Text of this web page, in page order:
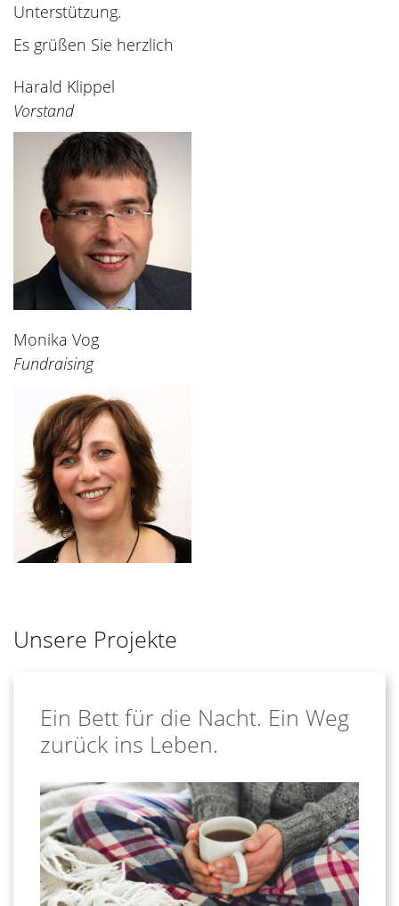
Unterstützung.
Es grüßen Sie herzlich
Harald Klippel
Vorstand
Monika Vog
Fundraising
Unsere Projekte
Ein Bett für die Nacht. Ein Weg
zurück ins Leben.